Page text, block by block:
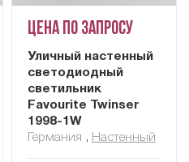
Цена по запросу
Уличный настенный
светодиодный
светильник
Favourite Twinser
1998-1W
Германия , Настенный